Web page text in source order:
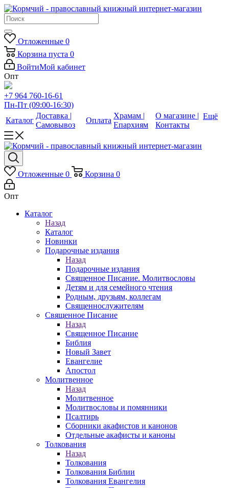
Отложенные 0
Корзина пуста 0
ВойтиМой кабинет
Опт
+7 964 760-16-61
Пн-Пт (09:00-16:30)
Каталог
Доставка |
Самовывоз
Оплата
Храмам |
Епархиям
О магазине |
Контакты
Ещё
Отложенные 0 Корзина 0
Опт
Каталог
Назад
Каталог
Новинки
Подарочные издания
Назад
Подарочные издания
Священное Писание. Молитвословы
Детям и для семейного чтения
Родным, друзьям, коллегам
Священнослужителям
Священное Писание
Назад
Священное Писание
Библия
Новый Завет
Евангелие
Апостол
Молитвенное
Назад
Молитвенное
Молитвословы и помянники
Псалтирь
Сборники акафистов и канонов
Отдельные акафисты и каноны
Толкования
Назад
Толкования
Толкования Библии
Толкования Евангелия